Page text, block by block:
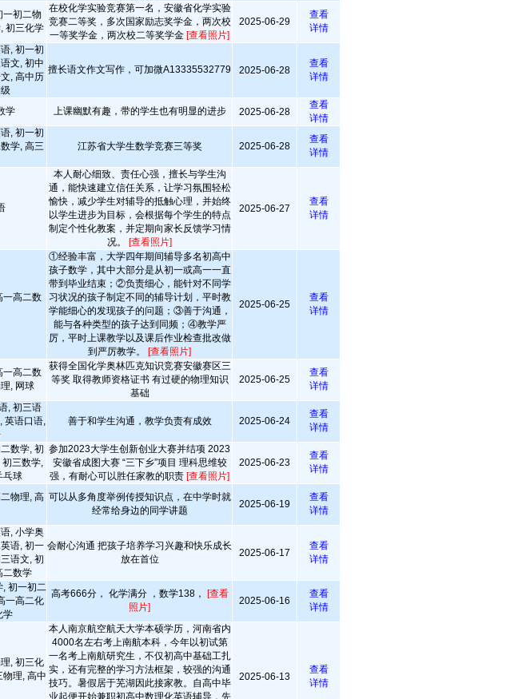
一初二物
初三化学
在校化学实验竞赛第一名，安徽省化学实验
竞赛二等奖，多次国家励志奖学金，两次校
一等奖学金，两次校二等奖学金 [查看照片]
2025-06-29
查看
详情
, 初一初
文, 初中
, 高中历
擅长语文作文写作，可加微A13335532779 2025-06-28
查看
详情
学 上课幽默有趣，带的学生也有明显的进步 2025-06-28
查看
详情
, 初一初
学, 高三
江苏省大学生数学竞赛三等奖 2025-06-28
查看
详情
本人耐心细致、责任心强，擅长与学生沟
通，能快速建立信任关系，让学习氛围轻松
愉快，减少学生对辅导的抵触心理，并始终
以学生进步为目标，会根据每个学生的特点
制定个性化教案，并定期向家长反馈学习情
况。 [查看照片]
2025-06-27
查看
详情
一高二数
①经验丰富，大学四年期间辅导多名初高中
孩子数学，其中大部分是从初一或高一一直
带到毕业结束；②负责细心，能针对不同学
习状况的孩子制定不同的辅导计划，平时教
学能细心的发现孩子的问题；③善于沟通，
能与各种类型的孩子达到同频；④教学严
厉，平时上课教学以及课后作业检查批改做
到严厉教学。 [查看照片]
2025-06-25
查看
详情
一高二数
, 网球
获得全国化学奥林匹克知识竞赛安徽赛区三
等奖 取得教师资格证书 有过硬的物理知识
基础
2025-06-25
查看
详情
, 初三语
英语口语,
善于和学生沟通，教学负责有成效 2025-06-24
查看
详情
数学, 初
三数学,
乓球
参加2023大学生创新创业大赛并结项 2023
安徽省成图大赛 “三下乡”项目 理科思维较
强，有耐心可以胜任家教的职责 [查看照片]
2025-06-23
查看
详情
物理, 高 可以从多角度举例传授知识点，在中学时就
经常给身边的同学讲题
2025-06-19
查看
详情
, 小学奥
语, 初一
语文, 初
二数学
会耐心沟通 把孩子培养学习兴趣和快乐成长
放在首位
2025-06-17
查看
详情
, 初一初二
一高二化
学
高考666分， 化学满分 ，数学138，
[查看
照片]
2025-06-16
查看
详情
, 初三化
物理, 高中
本人南京航空航天大学本硕学历，河南省内
4000名左右考上南航本科，今年以初试第
一名考上南航研究生，不仅初高中基础工扎
实，还有完整的学习方法框架，较强的沟通
技巧。暑假居于芜湖因此接家教。自高中毕
业起便开始兼职初高中数理化英语辅导，先
2025-06-13
查看
详情